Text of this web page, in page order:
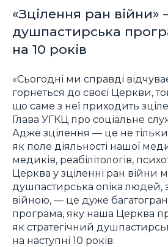
«Зцілення ран війни»
душпастирська
на 10 років
«Сьогодні ми справді
горнеться до своєї Церкви,
що саме з неї приходить
Глава УГКЦ про соціальне
Адже зцілення — це не
як поле діяльності нашої
медиків, реабілітологів,
Церква у зціленні ран війни
душпастирська опіка людей,
війною, — це дуже
програма, яку наша Церква
як стратегічний
на наступні 10 років.